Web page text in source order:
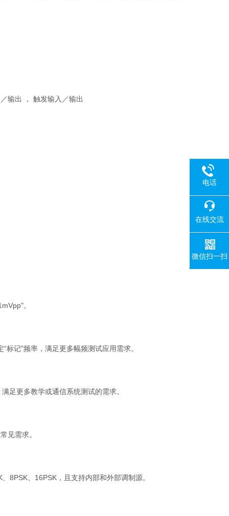
输出 ， 触发输入／输出
。
“标记"频率，满足更多幅频测试应用需求。
足更多教学或通信系统测试的需求。
见需求。
8PSK 16PSK ，且支持内部和外部调制源。
电话
在线交流
微信扫一扫